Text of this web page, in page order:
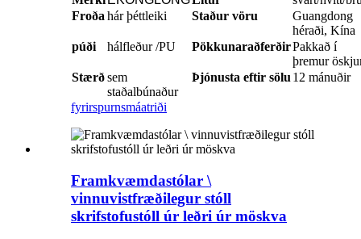
Froða hár þéttleiki Staður vöru
Guangdong
héraði, Kína
púði
hálfleður /PU PökkunaraðferðirPakkað í
þremur
Stærðsem
staðalbúnaður
Þjónusta eftir sölu 12 mánuðir
fyrirspurnsmáatriði
Framkvæmdastólar \
vinnuvistfræðilegur stóll
skrifstofustóll úr leðri úr möskva